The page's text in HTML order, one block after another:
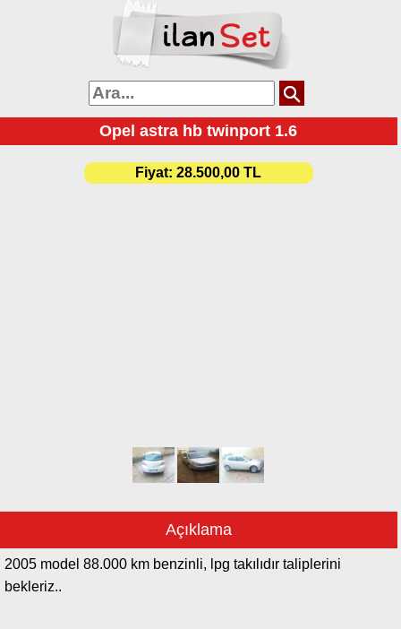
Opel astra hb twinport 1.6
Fiyat: 28.500,00 TL
Açıklama
2005 model 88.000 km benzinli, lpg takılıdır taliplerini
bekleriz..